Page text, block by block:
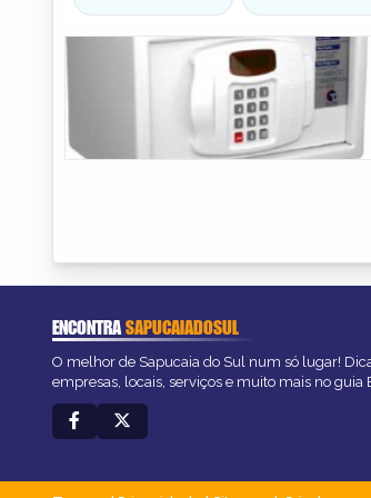
ENCONTRASAPUCAIADOSUL
O melhor de Sapucaia do Sul num só lugar!
empresas, locais, serviços e muito mais no guia